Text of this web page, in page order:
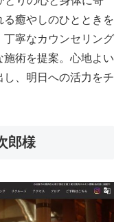
る癒やしのひとときを
寧なカウンセリング
術を提案。心地よい
、明日への活力をチ
郎様